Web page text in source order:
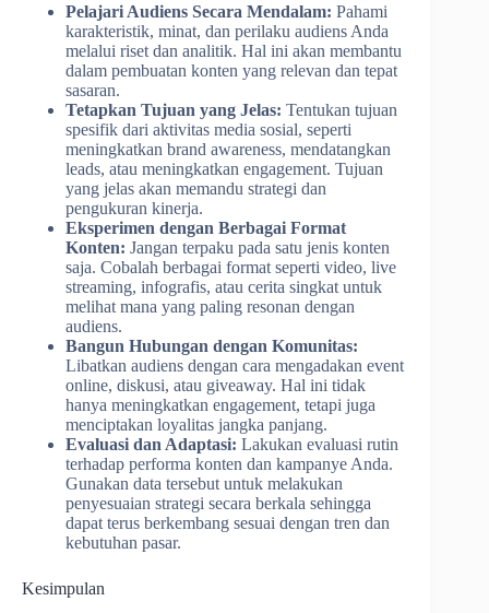
Pelajari Audiens Secara Mendalam: Pahami
karakteristik, minat, dan perilaku audiens Anda
melalui riset dan analitik. Hal ini akan membantu
dalam pembuatan konten yang relevan dan tepat
sasaran.
Tetapkan Tujuan yang Jelas: Tentukan tujuan
spesifik dari aktivitas media sosial, seperti
meningkatkan brand awareness, mendatangkan
leads, atau meningkatkan engagement. Tujuan
yang jelas akan memandu strategi dan
pengukuran kinerja.
Eksperimen dengan Berbagai Format
Konten: Jangan terpaku pada satu jenis konten
saja. Cobalah berbagai format seperti video, live
streaming, infografis, atau cerita singkat untuk
melihat mana yang paling resonan dengan
audiens.
Bangun Hubungan dengan Komunitas:
Libatkan audiens dengan cara mengadakan event
online, diskusi, atau giveaway. Hal ini tidak
hanya meningkatkan engagement, tetapi juga
menciptakan loyalitas jangka panjang.
Evaluasi dan Adaptasi: Lakukan evaluasi rutin
terhadap performa konten dan kampanye Anda.
Gunakan data tersebut untuk melakukan
penyesuaian strategi secara berkala sehingga
dapat terus berkembang sesuai dengan tren dan
kebutuhan pasar.
Kesimpulan